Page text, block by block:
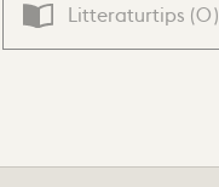
Litteraturtips (0)